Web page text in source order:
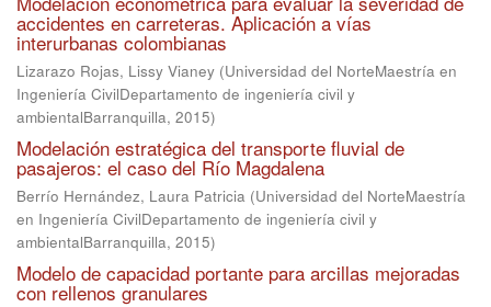
accidentes en carreteras. Aplicación a vías
interurbanas colombianas
Lizarazo Rojas, Lissy Vianey (Universidad del NorteMaestría en
Ingeniería CivilDepartamento de ingeniería civil y
ambientalBarranquilla, 2015)
Modelación estratégica del transporte fluvial de
pasajeros: el caso del Río Magdalena
Berrío Hernández, Laura Patricia (Universidad del NorteMaestría
en Ingeniería CivilDepartamento de ingeniería civil y
ambientalBarranquilla, 2015)
Modelo de capacidad portante para arcillas mejoradas
con rellenos granulares